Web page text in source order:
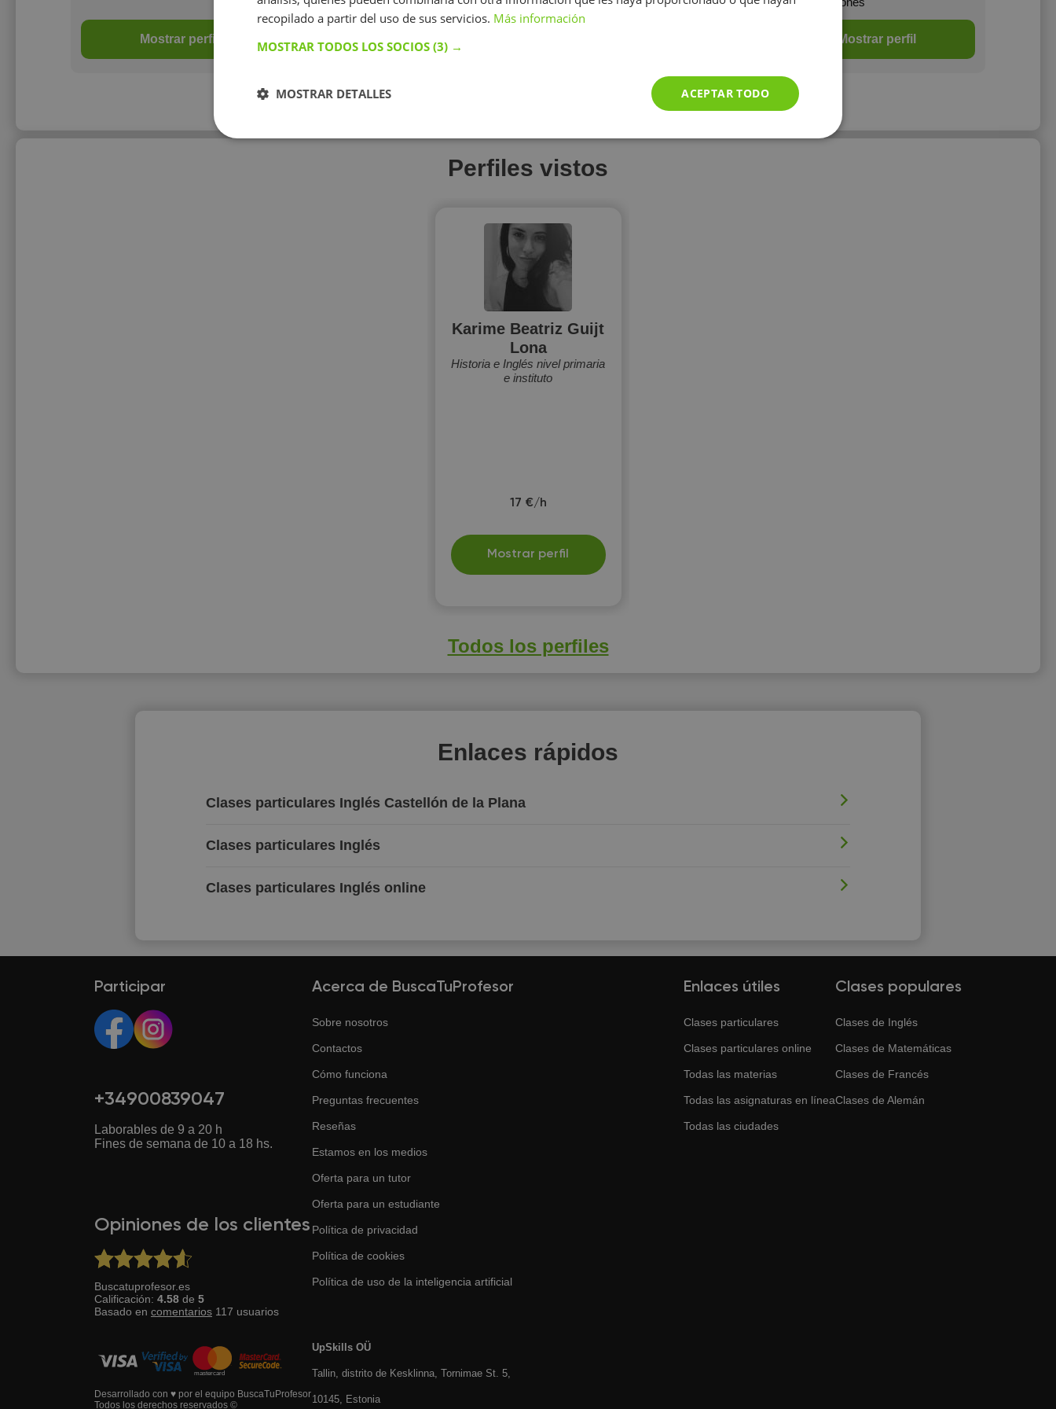
Mostrar perfil Mostrar perfil
Perfiles vistos
Karime Beatriz Guijt
Lona
Historia e Inglés nivel primaria
e instituto
17 €/h
Mostrar perfil
Todos los perfiles
Enlaces rápidos
Clases particulares Inglés Castellón de la Plana
Clases particulares Inglés
Clases particulares Inglés online
Participar
+34900839047
Laborables de 9 a 20 h
Fines de semana de 10 a 18 hs.
Opiniones de los clientes
Buscatuprofesor.es
Calificación: 4.58 de 5
Basado en comentarios 117 usuarios
Desarrollado con ♥ por el equipo BuscaTuProfesor
Todos los derechos reservados ©
Acerca de BuscaTuProfesor
Sobre nosotros
Contactos
Cómo funciona
Preguntas frecuentes
Reseñas
Estamos en los medios
Oferta para un tutor
Oferta para un estudiante
Política de privacidad
Política de cookies
Política de uso de la inteligencia artificial
UpSkills OÜ
Tallin, distrito de Kesklinna, Tornimаe St. 5,
10145, Estonia
Enlaces útiles
Clases particulares
Clases particulares online
Todas las materias
Todas las asignaturas en línea
Todas las ciudades
Clases populares
Clases de Inglés
Clases de Matemáticas
Clases de Francés
Clases de Alemán
recopilado a partir del uso de sus servicios. Más información
MOSTRAR TODOS LOS SOCIOS (3) →
ACEPTAR TODO
MOSTRAR DETALLES